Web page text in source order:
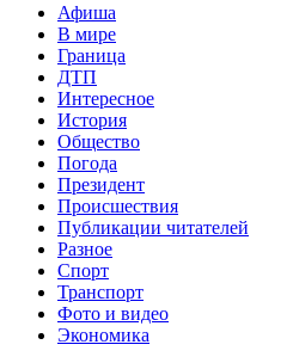
Афиша
В мире
Граница
ДТП
Интересное
История
Общество
Погода
Президент
Происшествия
Публикации читателей
Разное
Спорт
Транспорт
Фото и видео
Экономика